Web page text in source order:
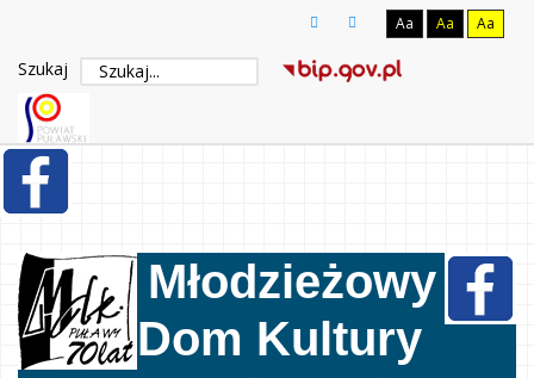
Aa Aa Aa
Szukaj
Młodzieżowy
Dom Kultury